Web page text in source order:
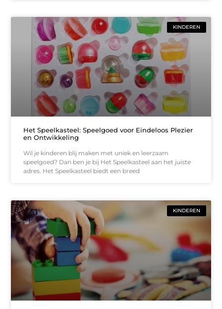
KINDEREN
Het Speelkasteel: Speelgoed voor Eindeloos Plezier
en Ontwikkeling
Wil je kinderen blij maken met uniek en leerzaam
speelgoed? Dan ben je bij Het Speelkasteel aan het juiste
adres. Het Speelkasteel biedt een breed
KINDEREN